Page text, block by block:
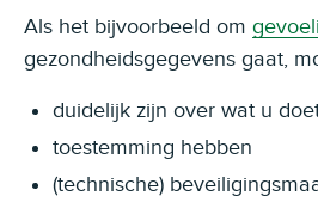
Als het bijvoorbeeld om
gezondheidsgegevens gaat,
duidelijk zijn over wat u
toestemming hebben
(technische)